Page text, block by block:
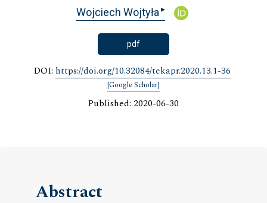
Wojciech Wojtyła ▸
pdf
DOI: https://doi.org/10.32084/tekapr.2020.13.1-36
[Google Scholar]
Published: 2020-06-30
Abstract